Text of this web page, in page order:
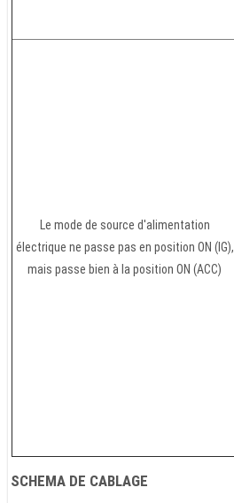
Le mode de source d'alimentation
électrique ne passe pas en position ON (IG),
mais passe bien à la position ON (ACC)
SCHEMA DE CABLAGE